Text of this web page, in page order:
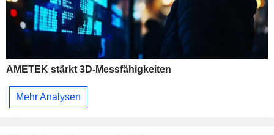
AMETEK stärkt 3D-Messfähigkeiten
Mehr Analysen